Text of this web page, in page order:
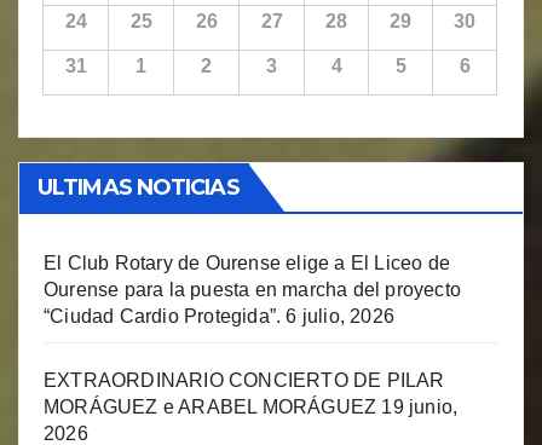
24 25 26 27 28 29 30
31 1 2 3 4 5 6
ULTIMAS NOTICIAS
El Club Rotary de Ourense elige a El Liceo de
Ourense para la puesta en marcha del proyecto
“Ciudad Cardio Protegida”. 6 julio, 2026
EXTRAORDINARIO CONCIERTO DE PILAR
MORÁGUEZ e ARABEL MORÁGUEZ 19 junio,
2026